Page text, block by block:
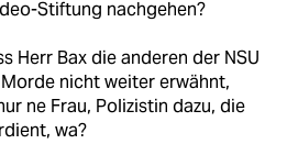
Stiftung nachgehen?
Herr Bax die anderen der NSU
nicht weiter erwähnt,
ne Frau, Polizistin dazu, die
wa?